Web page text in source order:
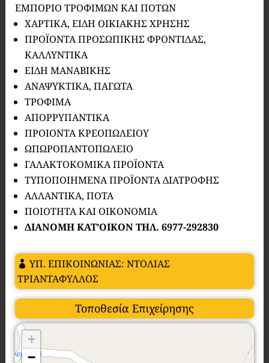
ΕΜΠΟΡΙΟ ΤΡΟΦΙΜΩΝ ΚΑΙ ΠΟΤΩΝ
ΧΑΡΤΙΚΑ, ΕΙΔΗ ΟΙΚΙΑΚΗΣ ΧΡΗΣΗΣ
ΠΡΟΪΟΝΤΑ ΠΡΟΣΩΠΙΚΗΣ ΦΡΟΝΤΙΔΑΣ,
ΚΑΛΛΥΝΤΙΚΑ
ΕΙΔΗ ΜΑΝΑΒΙΚΗΣ
ΑΝΑΨΥΚΤΙΚΑ, ΠΑΓΩΤΑ
ΤΡΟΦΙΜΑ
ΑΠΟΡΡΥΠΑΝΤΙΚΑ
ΠΡΟΙΟΝΤΑ ΚΡΕΟΠΩΛΕΙΟΥ
ΩΠΩΡΟΠΑΝΤΟΠΩΛΕΙΟ
ΓΑΛΑΚΤΟΚΟΜΙΚΑ ΠΡΟΪΟΝΤΑ
ΤΥΠΟΠΟΙΗΜΕΝΑ ΠΡΟΪΟΝΤΑ ΔΙΑΤΡΟΦΗΣ
ΑΛΛΑΝΤΙΚΑ, ΠΟΤΑ
ΠΟΙΟΤΗΤΑ ΚΑΙ ΟΙΚΟΝΟΜΙΑ
ΔΙΑΝΟΜΗ ΚΑΤ’ΟΙΚΟΝ ΤΗΛ. 6977-292830
ΥΠ. ΕΠΙΚΟΙΝΩΝΙΑΣ: ΝΤΟΛΙΑΣ
ΤΡΙΑΝΤΑΦΥΛΛΟΣ
Τοποθεσία Επιχείρησης
+
−